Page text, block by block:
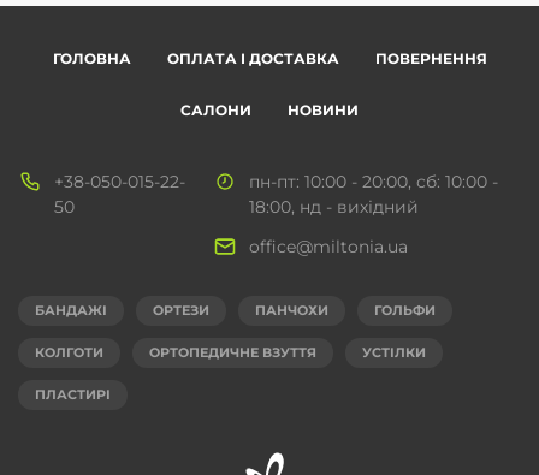
пн-пт: 10:00 - 20:00, сб: 10:00 -
18:00, нд - вихідний
+38-050-015-22-
50
office@miltonia.ua
БАНДАЖІ ОРТЕЗИ ПАНЧОХИ ГОЛЬФИ
КОЛГОТИ ОРТОПЕДИЧНЕ ВЗУТТЯ УСТІЛКИ
ПЛАСТИРІ
ГОЛОВНА ОПЛАТА І ДОСТАВКА ПОВЕРНЕННЯ
САЛОНИ НОВИНИ